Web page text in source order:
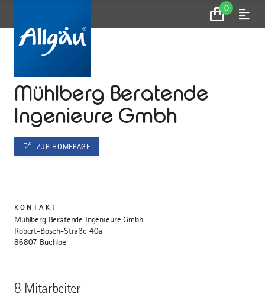
0
Zum
Warenkorb
Menu
Mühlberg Beratende
Ingenieure Gmbh
8 Mitarbeiter
ZUR HOMEPAGE
KONTAKT
Mühlberg Beratende Ingenieure Gmbh
Robert-Bosch-Straße 40a
86807 Buchloe